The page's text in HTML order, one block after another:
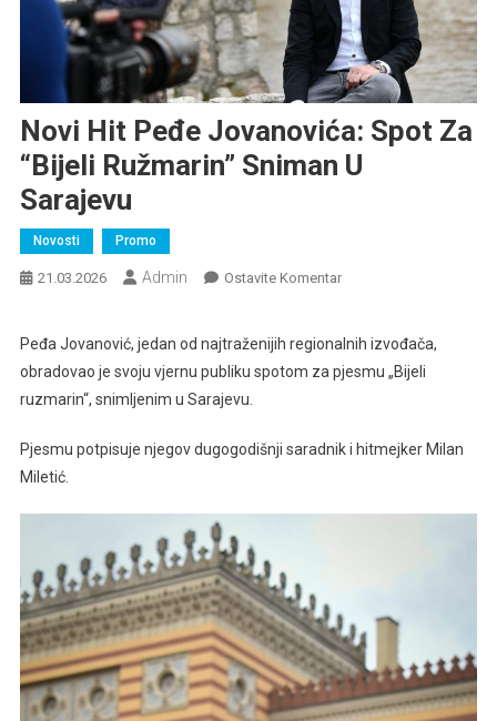
Novi Hit Peđe Jovanovića: Spot Za
“Bijeli Ružmarin” Sniman U
Sarajevu
Novosti Promo
21.03.2026 Admin Ostavite KomentarNa
Peđe
Jovanovića:
“Bijeli
Peđa Jovanović, jedan od najtraženijih regionalnih izvođača,
obradovao je svoju vjernu publiku spotom za pjesmu „Bijeli
ruzmarin“, snimljenim u Sarajevu.
Pjesmu potpisuje njegov dugogodišnji saradnik i hitmejker Milan
Miletić.